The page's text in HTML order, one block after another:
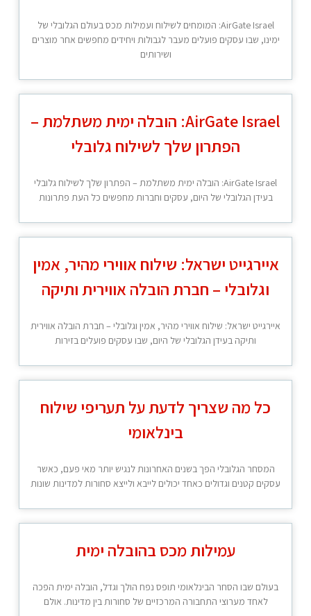
AirGate Israel: המומחים לשילוח ועמילות מכס בעולם הגלובלי של
ימינו, שבו עסקים פועלים מעבר לגבולות ויחידים מחפשים אחר מוצרים
ושירותים
AirGate Israel: הובלה ימית משתלמת –
הפתרון שלך לשילוח גלובלי
AirGate Israel: הובלה ימית משתלמת – הפתרון שלך לשילוח גלובלי
בעידן הגלובלי של היום, עסקים וחברות מחפשים כל העת פתרונות
איירגייט ישראל: שילוח אווירי מהיר, אמין
וגלובלי – חברת הובלה אווירית ותיקה
איירגייט ישראל: שילוח אווירי מהיר, אמין וגלובלי – חברת הובלה אווירית
ותיקה בעידן הגלובלי של היום, שבו עסקים פועלים בזירות
כל מה שצריך לדעת על תעריפי שילוח
בינלאומי
המסחר הגלובלי הפך בשנים האחרונות לנגיש יותר מאי פעם, כאשר
עסקים קטנים וגדולים כאחד יכולים לייבא ולייצא סחורות למדינות שונות
עמילות מכס בהובלה ימית
בעולם שבו הסחר הבינלאומי תופס נפח הולך וגדל, הובלה ימית הפכה
לאחד מערוצי התחבורה המרכזיים של סחורות בין מדינות. אולם